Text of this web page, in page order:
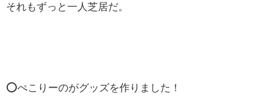
それもずっと一人芝居だ。
⭕️ぺこりーのがグッズを作りました！